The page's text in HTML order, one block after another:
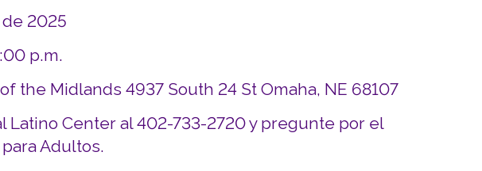
2025
p.m.
the Midlands 4937 South 24 St Omaha, NE 68107
Latino Center al 402-733-2720 y pregunte por el
Adultos.